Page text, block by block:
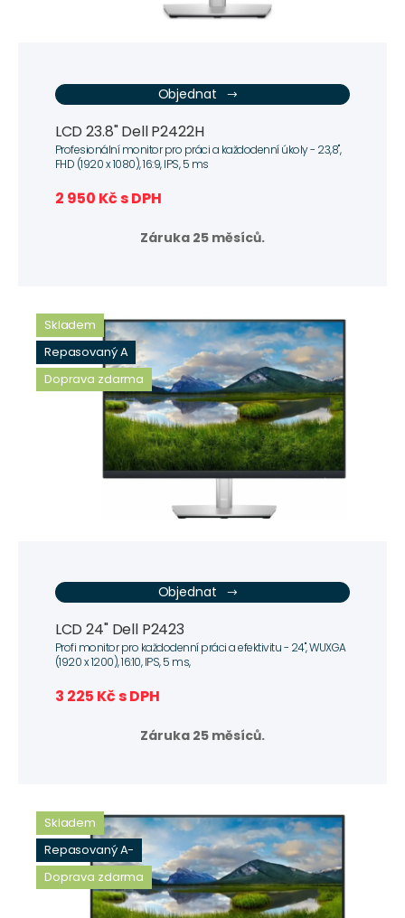
Objednat
LCD 23.8" Dell P2422H
Profesionální monitor pro práci a každodenní úkoly - 23,8",
FHD (1920 x 1080), 16:9, IPS, 5 ms
2 950 Kč s DPH
Záruka 25 měsíců.
Skladem
Repasovaný A
Doprava zdarma
Objednat
LCD 24" Dell P2423
Profi monitor pro každodenní práci a efektivitu - 24", WUXGA
(1920 x 1200), 16:10, IPS, 5 ms,
3 225 Kč s DPH
Záruka 25 měsíců.
Skladem
Repasovaný A-
Doprava zdarma